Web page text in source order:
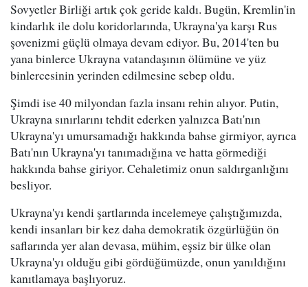
Sovyetler Birliği artık çok geride kaldı. Bugün, Kremlin'in
kindarlık ile dolu koridorlarında, Ukrayna'ya karşı Rus
şovenizmi güçlü olmaya devam ediyor. Bu, 2014'ten bu
yana binlerce Ukrayna vatandaşının ölümüne ve yüz
binlercesinin yerinden edilmesine sebep oldu.
Şimdi ise 40 milyondan fazla insanı rehin alıyor. Putin,
Ukrayna sınırlarını tehdit ederken yalnızca Batı'nın
Ukrayna'yı umursamadığı hakkında bahse girmiyor, ayrıca
Batı'nın Ukrayna'yı tanımadığına ve hatta görmediği
hakkında bahse giriyor. Cehaletimiz onun saldırganlığını
besliyor.
Ukrayna'yı kendi şartlarında incelemeye çalıştığımızda,
kendi insanları bir kez daha demokratik özgürlüğün ön
saflarında yer alan devasa, mühim, eşsiz bir ülke olan
Ukrayna'yı olduğu gibi gördüğümüzde, onun yanıldığını
kanıtlamaya başlıyoruz.